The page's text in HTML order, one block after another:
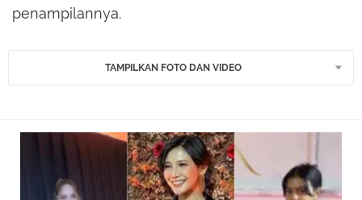
penampilannya.
TAMPILKAN FOTO DAN VIDEO